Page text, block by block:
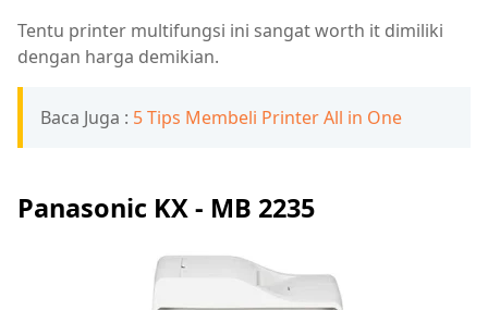
Tentu printer multifungsi ini sangat worth it dimiliki
dengan harga demikian.
Baca Juga : 5 Tips Membeli Printer All in One
Panasonic KX - MB 2235